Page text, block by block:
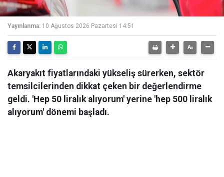
Yayınlanma: 10 Ağustos 2026 Pazartesi 14:51
Akaryakıt fiyatlarındaki yükseliş sürerken, sektör
temsilcilerinden dikkat çeken bir değerlendirme
geldi. 'Hep 50 liralık alıyorum' yerine 'hep 500 liralık
alıyorum' dönemi başladı.